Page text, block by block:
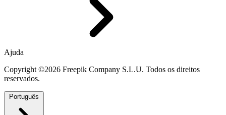
Ajuda
Copyright ©2026 Freepik Company S.L.U. Todos os direitos
reservados.
Português